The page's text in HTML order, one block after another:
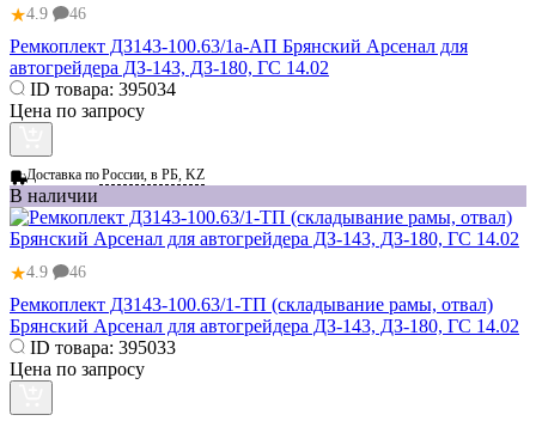
★4.9 46
Ремкоплект ДЗ143-100.63/1а-АП Брянский Арсенал для
автогрейдера ДЗ-143, ДЗ-180, ГС 14.02
ID товара: 395034
Цена по запросу
Доставка поРоссии, в РБ, KZ
В наличии
★4.9 46
Ремкоплект ДЗ143-100.63/1-ТП (складывание рамы, отвал)
Брянский Арсенал для автогрейдера ДЗ-143, ДЗ-180, ГС 14.02
ID товара: 395033
Цена по запросу